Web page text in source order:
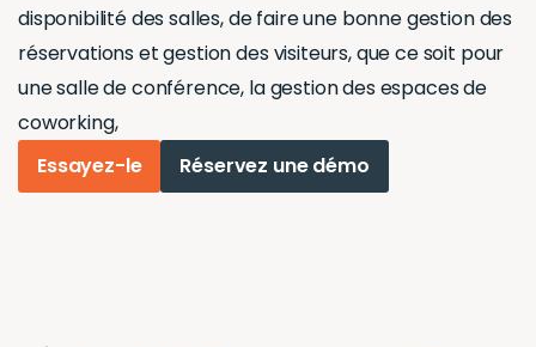
disponibilité des salles, de faire une bonne gestion des
réservations et gestion des visiteurs, que ce soit pour
une salle de conférence, la gestion des espaces de
coworking,
Essayez-le
Réservez une démo